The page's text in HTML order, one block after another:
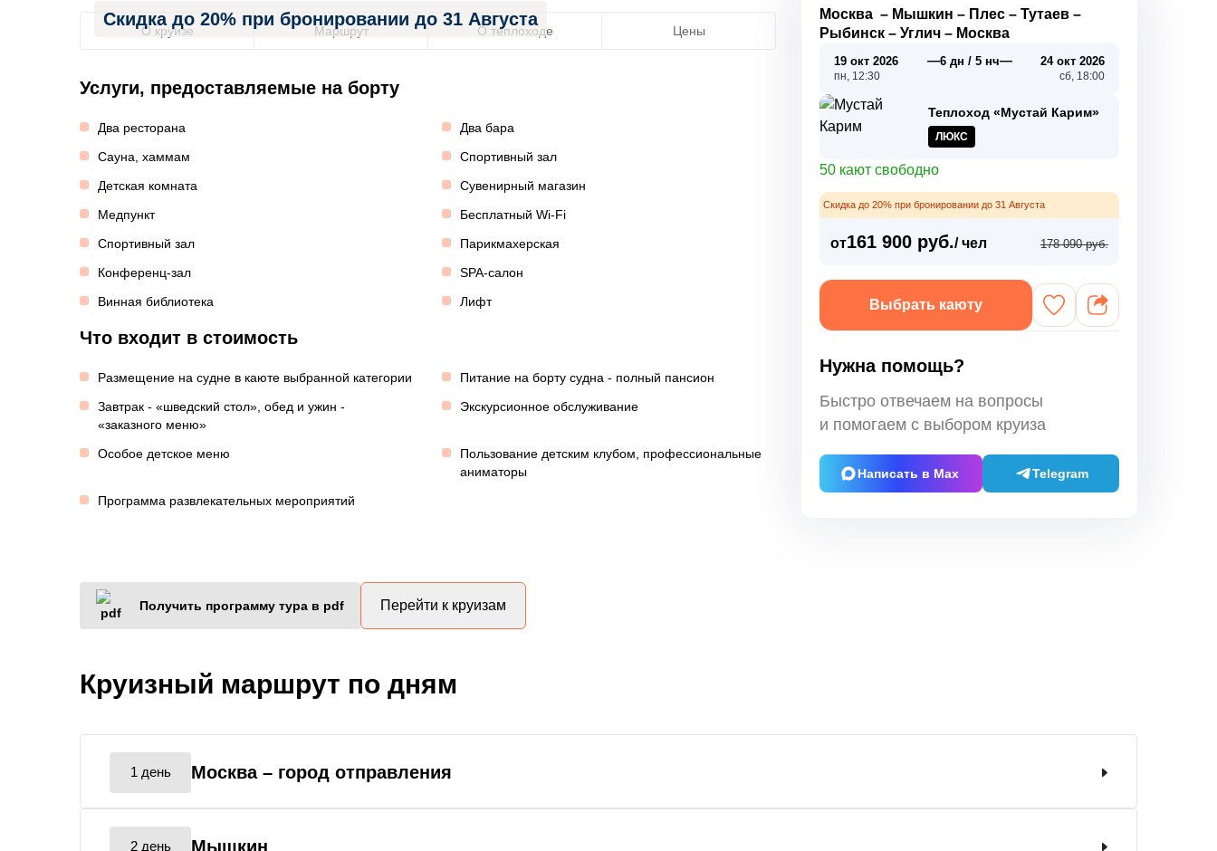
Скидка до 20% при бронировании до 31 Августа
О круизе Маршрут О теплоходе Цены
Услуги, предоставляемые на борту
Два ресторана
Два бара
Сауна, хаммам
Спортивный зал
Детская комната
Сувенирный магазин
Медпункт
Бесплатный Wi-Fi
Спортивный зал
Парикмахерская
Конференц-зал
SPA-салон
Винная библиотека
Лифт
Что входит в стоимость
Размещение на судне в каюте выбранной категории
Питание на борту судна - полный пансион
Завтрак - «шведский стол», обед и ужин -
«заказного меню»
Экскурсионное обслуживание
Особое детское меню
Пользование детским клубом, профессиональные
аниматоры
Программа развлекательных мероприятий
Москва – Мышкин – Плес –Тутаев –
Рыбинск –Углич – Москва
19 окт 2026
пн, 12:30
—6 дн / 5 нч— 24 окт 2026
сб, 18:00
Теплоход «Мустай Карим»
ЛЮКС
50 кают свободно
Скидка до 20% при бронировании до 31 Августа
от161 900 руб./ чел 178 090 руб.
Выбрать каюту
Нужна помощь?
Быстро отвечаем на вопросы
и помогаем с выбором круиза
Написать в Max Telegram
Получить программу тура в pdf Перейти к круизам
Круизный маршрут по дням
1 день Москва – город отправления
2 день Мышкин